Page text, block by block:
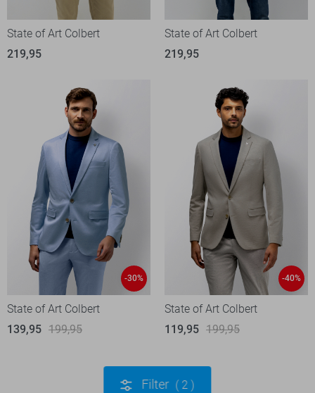
State of Art Colbert
219,95
State of Art Colbert
219,95
-30%
State of Art Colbert
139,95 199,95
-40%
State of Art Colbert
119,95 199,95
Filter 2